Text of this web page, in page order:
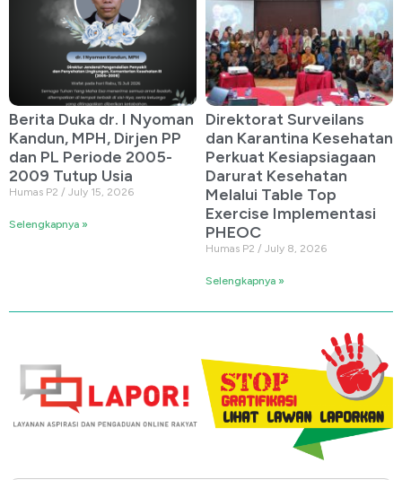
Berita Duka dr. I Nyoman
Kandun, MPH, Dirjen PP
dan PL Periode 2005-
2009 Tutup Usia
Humas P2 July 15, 2026
Selengkapnya »
Direktorat Surveilans
dan Karantina Kesehatan
Perkuat Kesiapsiagaan
Darurat Kesehatan
Melalui Table Top
Exercise Implementasi
PHEOC
Humas P2 July 8, 2026
Selengkapnya »